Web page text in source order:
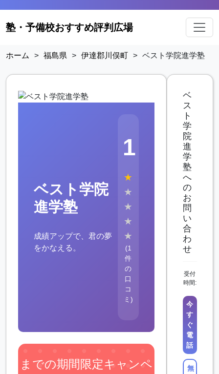
塾・予備校おすすめ評判広場
ホーム > 福島県 > 伊達郡川俣町 > ベスト学院進学塾
ベスト学院
進学塾
成績アップで、君の夢
をかなえる。
1
★
★
★
★
★
(1
件
の
口
コ
ミ)
までの期間限定キャンペ
ベ
ス
ト
学
院
進
学
塾
へ
の
お
問
い
合
わ
せ
受付
時間:
今
す
ぐ
電
話
無